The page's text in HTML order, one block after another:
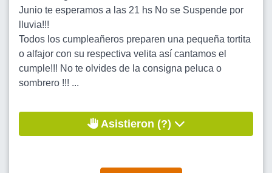
Junio te esperamos a las 21 hs No se Suspende por
lluvia!!!
Todos los cumpleañeros preparen una pequeña tortita
o alfajor con su respectiva velita así cantamos el
cumple!!! No te olvides de la consigna peluca o
sombrero !!! ...
Asistieron (?)